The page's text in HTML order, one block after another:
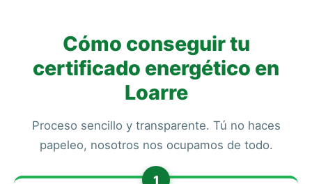
Cómo conseguir tu
certificado energético en
Loarre
Proceso sencillo y transparente. Tú no haces
papeleo, nosotros nos ocupamos de todo.
1